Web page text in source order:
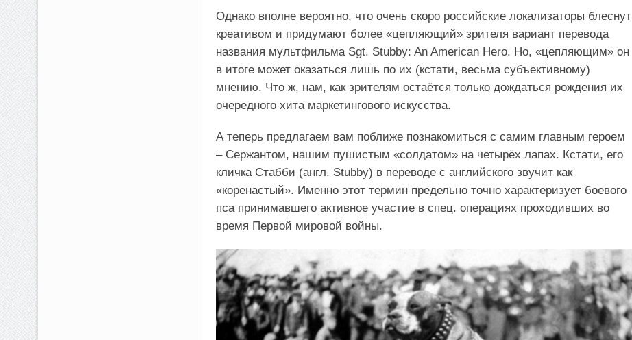
Однако вполне вероятно, что очень скоро российские локализаторы блеснут
креативом и придумают более «цепляющий» зрителя вариант перевода
названия мультфильма Sgt. Stubby: An American Hero. Но, «цепляющим» он
в итоге может оказаться лишь по их (кстати, весьма субъективному)
мнению. Что ж, нам, как зрителям остаётся только дождаться рождения их
очередного хита маркетингового искусства.
А теперь предлагаем вам поближе познакомиться с самим главным героем
– Сержантом, нашим пушистым «солдатом» на четырёх лапах. Кстати, его
кличка Стабби (англ. Stubby) в переводе с английского звучит как
«коренастый». Именно этот термин предельно точно характеризует боевого
пса принимавшего активное участие в спец. операциях проходивших во
время Первой мировой войны.